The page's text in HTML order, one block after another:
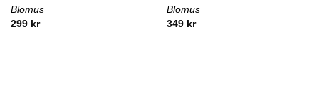
Blomus
299 kr
Blomus
349 kr